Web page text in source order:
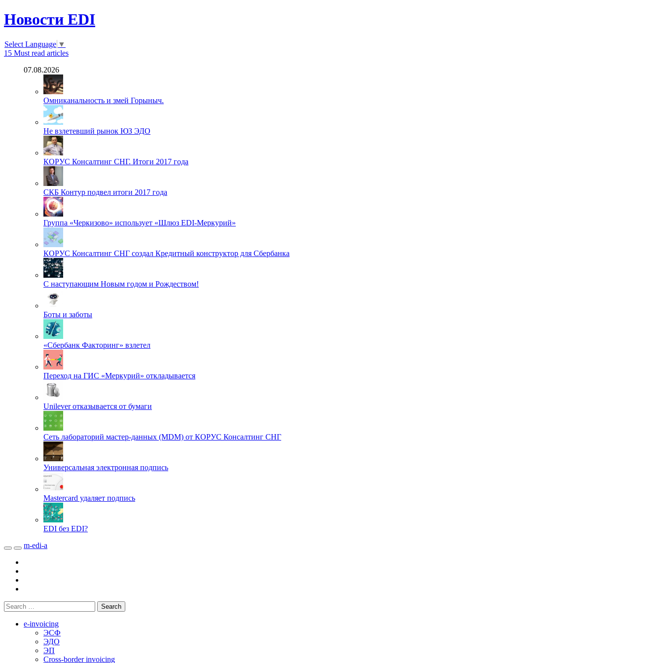
Новости EDI
Select Language ▼
15 Must read articles
07.08.2026
Омниканальность и змей Горыныч.
Не взлетевший рынок ЮЗ ЭДО
КОРУС Консалтинг СНГ. Итоги 2017 года
СКБ Контур подвел итоги 2017 года
Группа «Черкизово» использует «Шлюз EDI-Меркурий»
КОРУС Консалтинг СНГ создал Кредитный конструктор для Сбербанка
С наступающим Новым годом и Рождеством!
Боты и заботы
«Сбербанк Факторинг» взлетел
Переход на ГИС «Меркурий» откладывается
Unilever отказывается от бумаги
Сеть лабораторий мастер-данных (MDM) от КОРУС Консалтинг СНГ
Универсальная электронная подпись
Mastercard удаляет подпись
EDI без EDI?
m-edi-a
e-invoicing
ЭСФ
ЭДО
ЭП
Cross-border invoicing